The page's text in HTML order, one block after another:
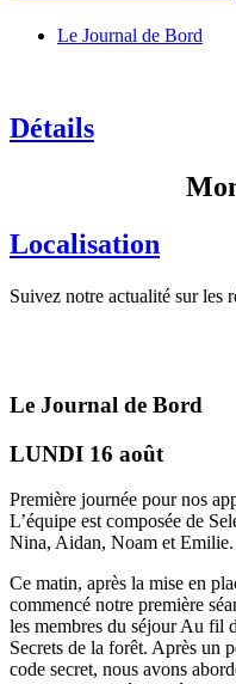
Le Journal de Bord
Détails
Localisation
Suivez notre actualité sur les
Le Journal de Bord
LUNDI 16 août
Première journée pour nos
L’équipe est composée de
Nina, Aidan, Noam et Emilie.
Ce matin, après la mise en
commencé notre première
les membres du séjour Au fil
Secrets de la forêt. Après un
code secret, nous avons